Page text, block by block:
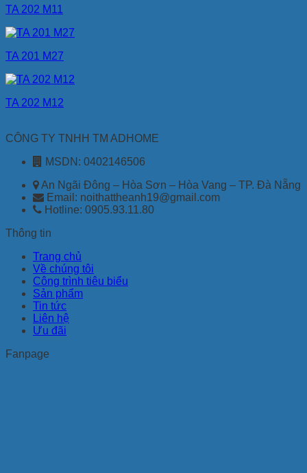
TA 202 M11
TA 201 M27
TA 202 M12
CÔNG TY TNHH TM ADHOME
MSDN: 0402146506
An Ngãi Đông – Hòa Sơn – Hòa Vang – TP. Đà Nẵng
Email: noithattheanh19@gmail.com
Hotline: 0905.93.11.80
Thông tin
Trang chủ
Về chúng tôi
Công trình tiêu biểu
Sản phẩm
Tin tức
Liên hệ
Ưu đãi
Fanpage